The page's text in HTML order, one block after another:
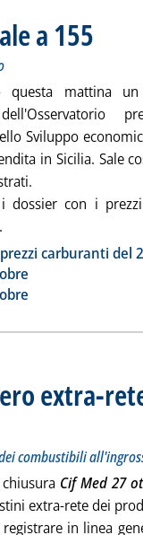
a 155
questa mattina
Sviluppo
in Sicilia. Sale
dossier con i
carburanti del
extra-
prezzi Siva dei carburanti e dei
alle 9.2.
combustibili
Cif Med 27
extra-rete dei
in linea